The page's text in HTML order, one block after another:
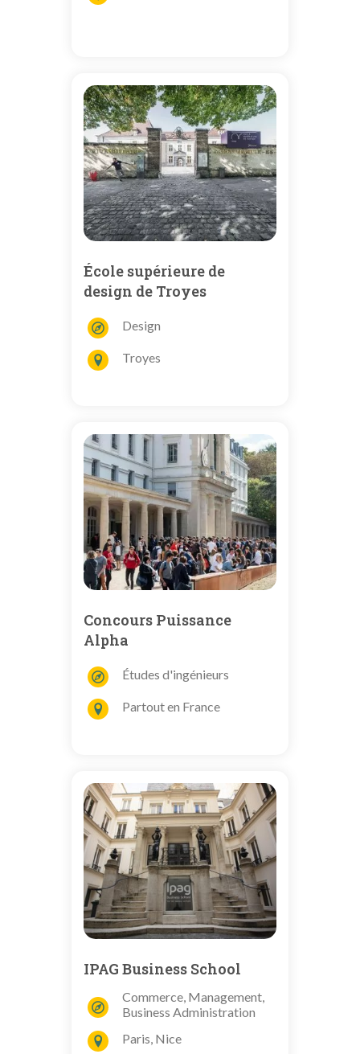
École supérieure de
design de Troyes
Design
Troyes
Concours Puissance
Alpha
Études d'ingénieurs
Partout en France
IPAG Business School
Commerce, Management,
Business Administration
Paris, Nice